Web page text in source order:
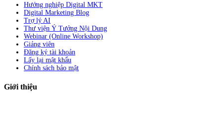
Hướng nghiệp Digital MKT
Digital Marketing Blog
Trợ lý AI
Thư viện Ý Tưởng Nội Dung
Webinar (Online Workshop)
Giảng viên
Đăng ký tài khoản
Lấy lại mật khẩu
Chính sách bảo mật
Giới thiệu